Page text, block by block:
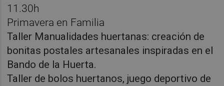
11.30h
Primavera en Familia
Taller Manualidades huertanas: creación de
bonitas postales artesanales inspiradas en el
Bando de la Huerta.
Taller de bolos huertanos, juego deportivo de